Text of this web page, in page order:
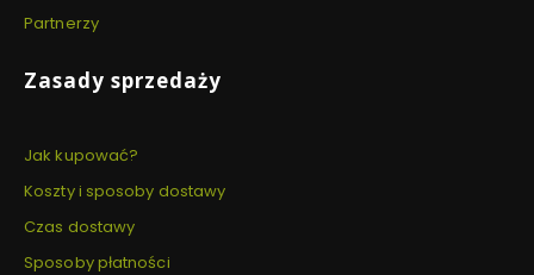
Partnerzy
Zasady sprzedaży
Jak kupować?
Koszty i sposoby dostawy
Czas dostawy
Sposoby płatności